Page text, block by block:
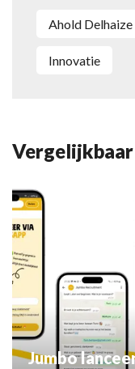
Ahold Delhaize
innovatie
Jumbo